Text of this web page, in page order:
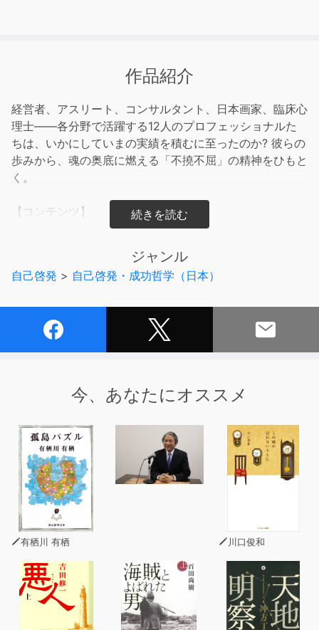
作品紹介
経営者、アスリート、コンサルタント、日本画家、臨床心
理士――各分野で活躍する12人のプロフェッショナルた
ちは、いかにしていまの実績を積むに至ったのか? 彼らの
歩みから、魂の奥底に燃える「不撓不屈」の精神をひもと
く。
【コンテンツ】
●「どうせ無理」を「できる」に変える
●「今」に集中することでのみ、人生を感じられる
●スモールステップで「できる」を増やす
ズの1冊目。読めば、挑戦する勇気が湧いてくる!
第1章 「どうせ無理」を「できる」に変える宇宙開発 / 植
第2章 「大人になっても夢は叶う! 」を体現する世界一へ
の挑戦 / 梅本耕孝 ベンチプレス日本代表/キッズトレーナ
ー
第3章 人生は何歳からでもおもしろくできる / 児島保彦
中小企業診断士
第4章 北の大地から世界へ!「どさんこ魂」で切り拓く農
業の未来 / 北原陽介 株式会社リーフ 代表取締役社長
第5章 生と死の境で見つけた不屈の魂 / 平田和文 株式会
ジャンル
自己啓発 > 自己啓発・成功哲学（日本）
今、あなたにオススメ
有栖川 有栖 川口俊和